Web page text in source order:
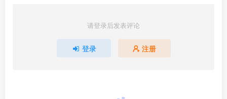
请登录后发表评论
登录 注册